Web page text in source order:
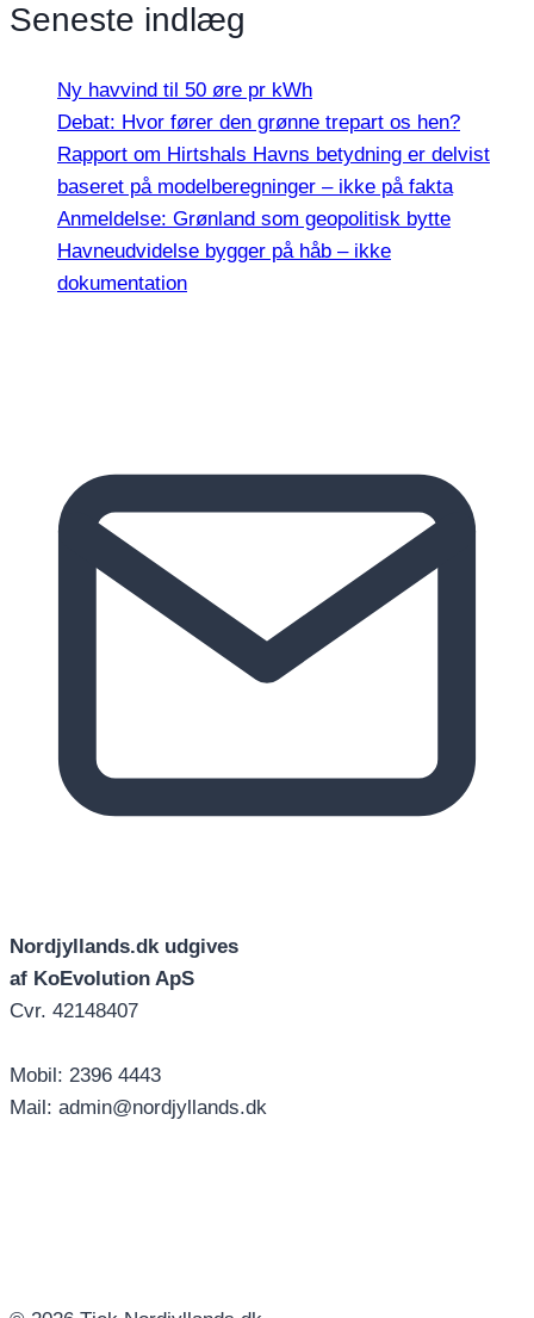
Seneste indlæg
Ny havvind til 50 øre pr kWh
Debat: Hvor fører den grønne trepart os hen?
Rapport om Hirtshals Havns betydning er delvist
baseret på modelberegninger – ikke på fakta
Anmeldelse: Grønland som geopolitisk bytte
Havneudvidelse bygger på håb – ikke
dokumentation
Nordjyllands.dk udgives
af KoEvolution ApS
Cvr. 42148407
Mobil: 2396 4443
Mail: admin@nordjyllands.dk